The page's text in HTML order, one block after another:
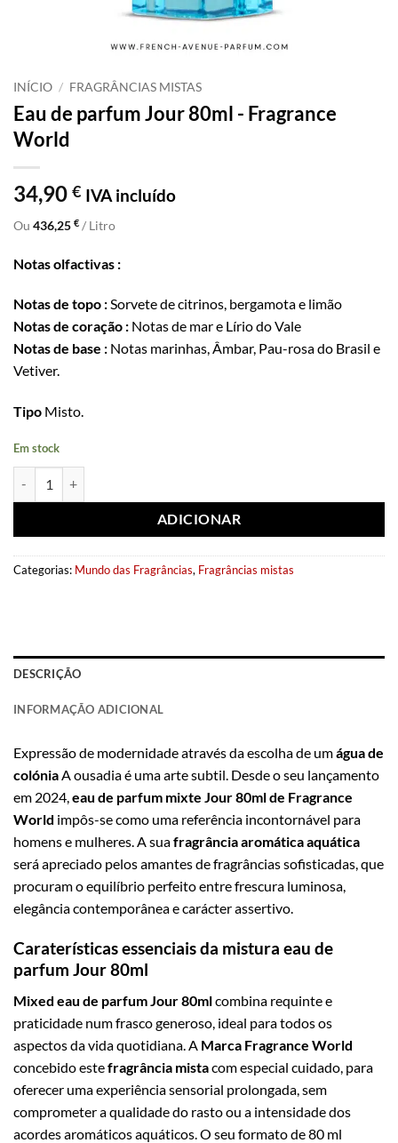
INÍCIO / FRAGRÂNCIAS MISTAS
Eau de parfum Jour 80ml - Fragrance
World
34,90 € IVA incluído
Ou 436,25 € / Litro
Notas olfactivas :
Notas de topo :Sorvete de citrinos, bergamota e limão
Notas de coração : Notas de mar e Lírio do Vale
Notas de base : Notas marinhas, Âmbar, Pau-rosa do Brasil e
Vetiver.
Tipo Misto.
Em stock
ADICIONAR
Categorias: Mundo das Fragrâncias, Fragrâncias mistas
DESCRIÇÃO
INFORMAÇÃO ADICIONAL
Expressão de modernidade através da escolha de umágua de
colóniaA ousadia é uma arte subtil. Desde o seu lançamento
em 2024,eau de parfum mixte Jour 80ml de Fragrance
World impôs-se como uma referência incontornável para
homens e mulheres. A suafragrância aromática aquática
será apreciado pelos amantes de fragrâncias sofisticadas, que
procuram o equilíbrio perfeito entre frescura luminosa,
elegância contemporânea e carácter assertivo.
Caraterísticas essenciais da mistura eau de
parfum Jour 80ml
Mixed eau de parfum Jour 80mlcombina requinte e
praticidade num frasco generoso, ideal para todos os
aspectos da vida quotidiana. A Marca Fragrance World
concebido estefragrância mistacom especial cuidado, para
oferecer uma experiência sensorial prolongada, sem
comprometer a qualidade do rasto ou a intensidade dos
acordes aromáticos aquáticos. O seu formato de 80 ml